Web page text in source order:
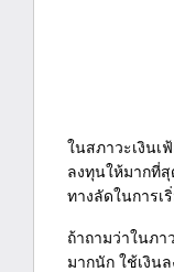
ในสภาวะเงินเ
ลงทุนให้มากที่
ทางลัดในการเ
ถ้าถามว่าในภ
มากนัก ใช้เงิน